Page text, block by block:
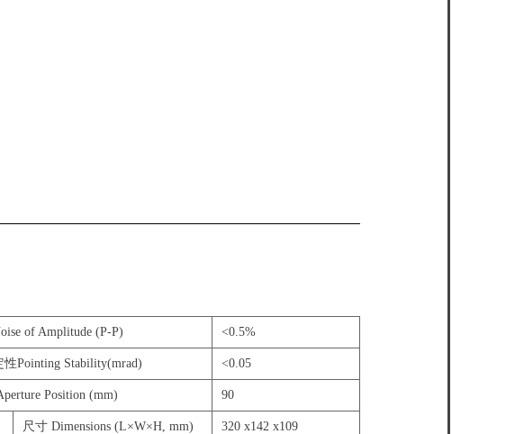
of Amplitude (P-P) <0.5%
Pointing Stability(mrad) <0.05
Position (mm) 90
尺寸 Dimensions (L×W×H, mm) 320 x142 x109